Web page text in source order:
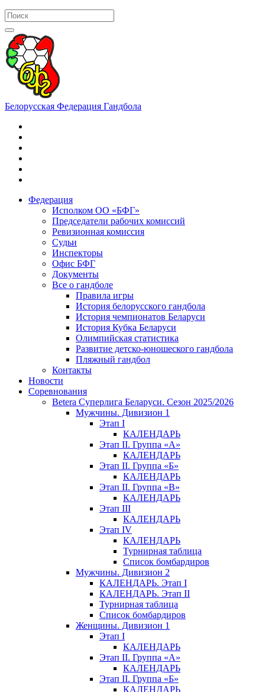
Белорусская Федерация Гандбола
Федерация
Исполком ОО «БФГ»
Председатели рабочих комиссий
Ревизионная комиссия
Судьи
Инспекторы
Офис БФГ
Документы
Все о гандболе
Правила игры
История белорусского гандбола
История чемпионатов Беларуси
История Кубка Беларуси
Олимпийская статистика
Развитие детско-юношеского гандбола
Пляжный гандбол
Контакты
Новости
Соревнования
Betera Суперлига Беларуси. Сезон 2025/2026
Мужчины. Дивизион 1
Этап I
КАЛЕНДАРЬ
Этап II. Группа «А»
КАЛЕНДАРЬ
Этап II. Группа «Б»
КАЛЕНДАРЬ
Этап II. Группа «В»
КАЛЕНДАРЬ
Этап III
КАЛЕНДАРЬ
Этап IV
КАЛЕНДАРЬ
Турнирная таблица
Список бомбардиров
Мужчины. Дивизион 2
КАЛЕНДАРЬ. Этап I
КАЛЕНДАРЬ. Этап II
Турнирная таблица
Список бомбардиров
Женщины. Дивизион 1
Этап I
КАЛЕНДАРЬ
Этап II. Группа «А»
КАЛЕНДАРЬ
Этап II. Группа «Б»
КАЛЕНДАРЬ